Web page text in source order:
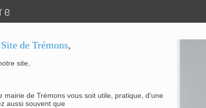
de Trémons,
site,
mairie de Trémons vous soit utile, pratique, d'une
aussi souvent que